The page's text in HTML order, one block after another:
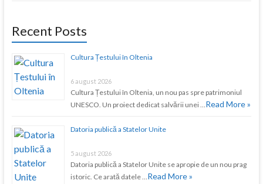
Recent Posts
Cultura Țestului în Oltenia
6 august 2026
Cultura Țestului în Oltenia, un nou pas spre patrimoniul
UNESCO. Un proiect dedicat salvării unei … Read More »
Datoria publică a Statelor Unite
5 august 2026
Datoria publică a Statelor Unite se apropie de un nou prag
istoric. Ce arată datele … Read More »